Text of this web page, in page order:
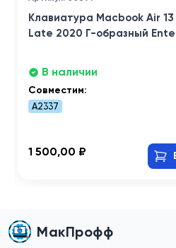
Клавиатура Macbook Air
Late 2020 Г-образный
В наличии
Совместим:
A2337
1 500,00 ₽
МакПрофф